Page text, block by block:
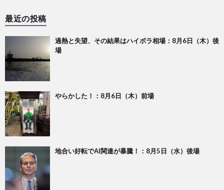
最近の投稿
過熱と失望、その結果はハイボラ相場：8月6日（木）後
場
やらかした！：8月6日（木）前場
地合い好転でAI関連が暴騰！：8月5日（水）後場